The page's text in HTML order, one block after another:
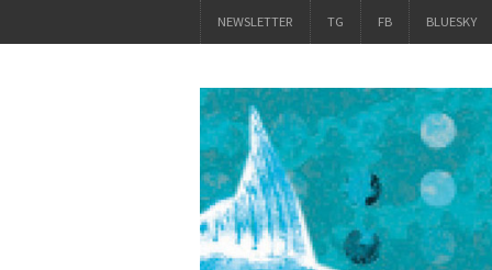
NEWSLETTER TG FB BLUESKY